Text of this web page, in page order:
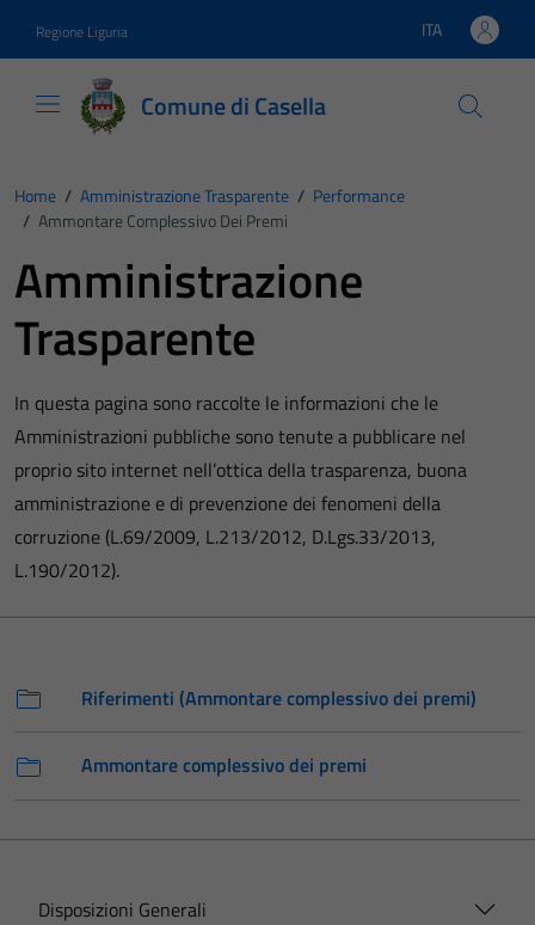
Regione Liguria Lingua attiva:
ITA
Comune di Casella
Home / Amministrazione Trasparente / Performance
/ Ammontare Complessivo Dei Premi
Amministrazione
Trasparente
In questa pagina sono raccolte le informazioni che le
Amministrazioni pubbliche sono tenute a pubblicare nel
proprio sito internet nell’ottica della trasparenza, buona
amministrazione e di prevenzione dei fenomeni della
corruzione (L.69/2009, L.213/2012, D.Lgs.33/2013,
L.190/2012).
Riferimenti (Ammontare complessivo dei premi)
Ammontare complessivo dei premi
Disposizioni Generali